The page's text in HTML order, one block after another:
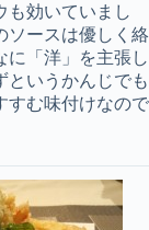
も効いていまし
ソースは優しく絡
に「洋」を主張し
というかんじでも
すむ味付けなので